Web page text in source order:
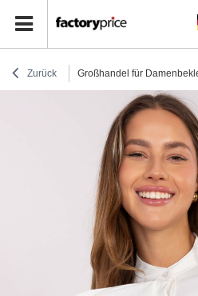
Zurück Großhandel für